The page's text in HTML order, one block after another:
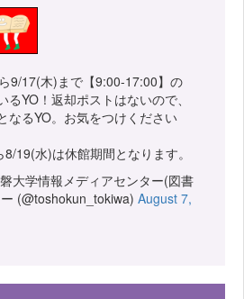
9/17(木)まで【9:00-17:00】の
るYO！返却ポストはないので、
なるYO。お気をつけください
19(水)は休館期間となります。
大学情報メディアセンター(図書
(@toshokun_tokiwa) August 7,